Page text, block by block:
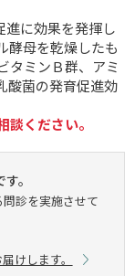
進に効果を発揮し
酵母を乾燥したも
タミンＢ群、アミ
酸菌の発育促進効
ください。
。
問診を実施させて
けします。